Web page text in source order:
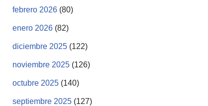
febrero 2026 (80)
enero 2026 (82)
diciembre 2025 (122)
noviembre 2025 (126)
octubre 2025 (140)
septiembre 2025 (127)